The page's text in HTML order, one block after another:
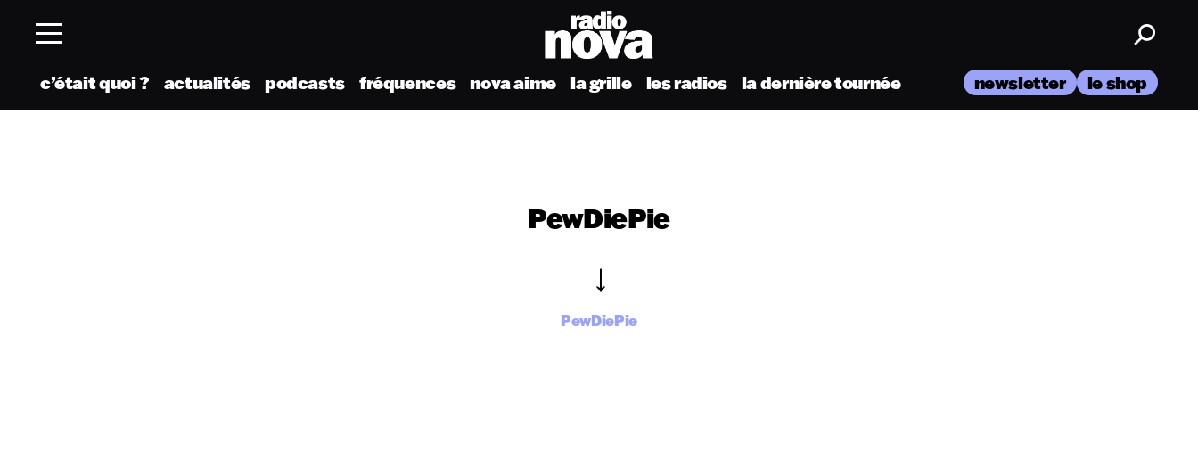
c’était quoi ? actualités podcasts fréquences nova aime la grille les radios la dernière tournée newsletter le shop
PewDiePie
PewDiePie